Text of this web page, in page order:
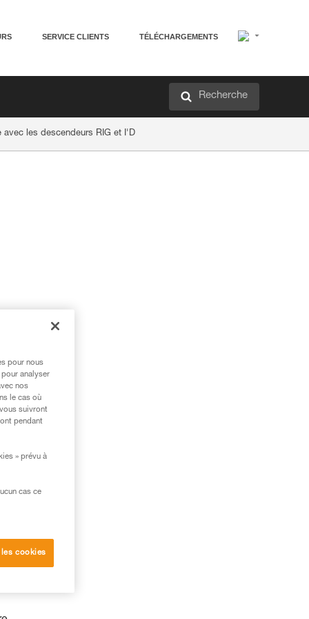
SERVICE CLIENTS TÉLÉCHARGEMENTS
Recherche
avec les descendeurs RIG et I'D
pour nous
analyser
nos
le cas où
suivront
pendant
» prévu à
cas ce
cookies